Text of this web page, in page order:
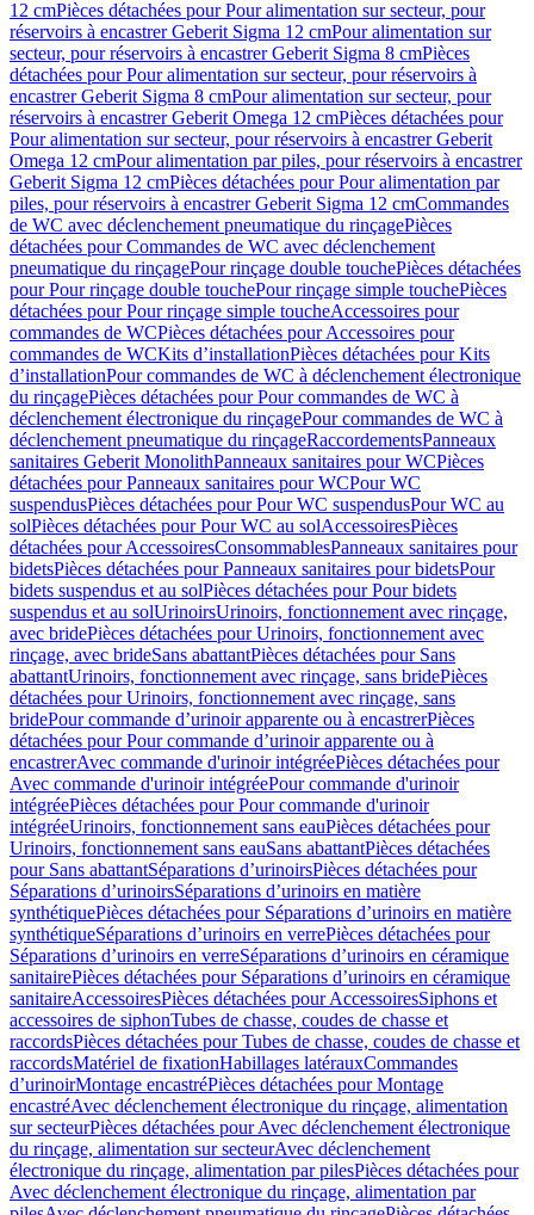
12 cmPièces détachées pour Pour alimentation sur secteur, pour
réservoirs à encastrer Geberit Sigma 12 cmPour alimentation sur
secteur, pour réservoirs à encastrer Geberit Sigma 8 cmPièces
détachées pour Pour alimentation sur secteur, pour réservoirs à
encastrer Geberit Sigma 8 cmPour alimentation sur secteur, pour
réservoirs à encastrer Geberit Omega 12 cmPièces détachées pour
Pour alimentation sur secteur, pour réservoirs à encastrer Geberit
Omega 12 cmPour alimentation par piles, pour réservoirs à encastrer
Geberit Sigma 12 cmPièces détachées pour Pour alimentation par
piles, pour réservoirs à encastrer Geberit Sigma 12 cmCommandes
de WC avec déclenchement pneumatique du rinçagePièces
détachées pour Commandes de WC avec déclenchement
pneumatique du rinçagePour rinçage double touchePièces détachées
pour Pour rinçage double touchePour rinçage simple touchePièces
détachées pour Pour rinçage simple toucheAccessoires pour
commandes de WCPièces détachées pour Accessoires pour
commandes de WCKits d’installationPièces détachées pour Kits
d’installationPour commandes de WC à déclenchement électronique
du rinçagePièces détachées pour Pour commandes de WC à
déclenchement électronique du rinçagePour commandes de WC à
déclenchement pneumatique du rinçageRaccordementsPanneaux
sanitaires Geberit MonolithPanneaux sanitaires pour WCPièces
détachées pour Panneaux sanitaires pour WCPour WC
suspendusPièces détachées pour Pour WC suspendusPour WC au
solPièces détachées pour Pour WC au solAccessoiresPièces
détachées pour AccessoiresConsommablesPanneaux sanitaires pour
bidetsPièces détachées pour Panneaux sanitaires pour bidetsPour
bidets suspendus et au solPièces détachées pour Pour bidets
suspendus et au solUrinoirsUrinoirs, fonctionnement avec rinçage,
avec bridePièces détachées pour Urinoirs, fonctionnement avec
rinçage, avec brideSans abattantPièces détachées pour Sans
abattantUrinoirs, fonctionnement avec rinçage, sans bridePièces
détachées pour Urinoirs, fonctionnement avec rinçage, sans
bridePour commande d’urinoir apparente ou à encastrerPièces
détachées pour Pour commande d’urinoir apparente ou à
encastrerAvec commande d'urinoir intégréePièces détachées pour
Avec commande d'urinoir intégréePour commande d'urinoir
intégréePièces détachées pour Pour commande d'urinoir
intégréeUrinoirs, fonctionnement sans eauPièces détachées pour
Urinoirs, fonctionnement sans eauSans abattantPièces détachées
pour Sans abattantSéparations d’urinoirsPièces détachées pour
Séparations d’urinoirsSéparations d’urinoirs en matière
synthétiquePièces détachées pour Séparations d’urinoirs en matière
synthétiqueSéparations d’urinoirs en verrePièces détachées pour
Séparations d’urinoirs en verreSéparations d’urinoirs en céramique
sanitairePièces détachées pour Séparations d’urinoirs en céramique
sanitaireAccessoiresPièces détachées pour AccessoiresSiphons et
accessoires de siphonTubes de chasse, coudes de chasse et
raccordsPièces détachées pour Tubes de chasse, coudes de chasse et
raccordsMatériel de fixationHabillages latérauxCommandes
dʼurinoirMontage encastréPièces détachées pour Montage
encastréAvec déclenchement électronique du rinçage, alimentation
sur secteurPièces détachées pour Avec déclenchement électronique
du rinçage, alimentation sur secteurAvec déclenchement
électronique du rinçage, alimentation par pilesPièces détachées pour
Avec déclenchement électronique du rinçage, alimentation par